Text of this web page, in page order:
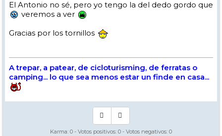
El Antonio no sé, pero yo tengo la del dedo gordo que
veremos a ver
Gracias por los tornillos
A trepar, a patear, de cicloturisming, de ferratas o
camping... lo que sea menos estar un finde en casa...
Karma: 0 - Votos positivos: 0 - Votos negativos: 0